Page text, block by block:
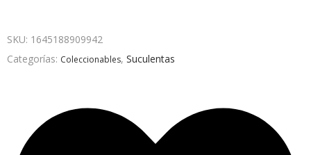
SKU: 1645188909942
Categorías: Coleccionables, Suculentas